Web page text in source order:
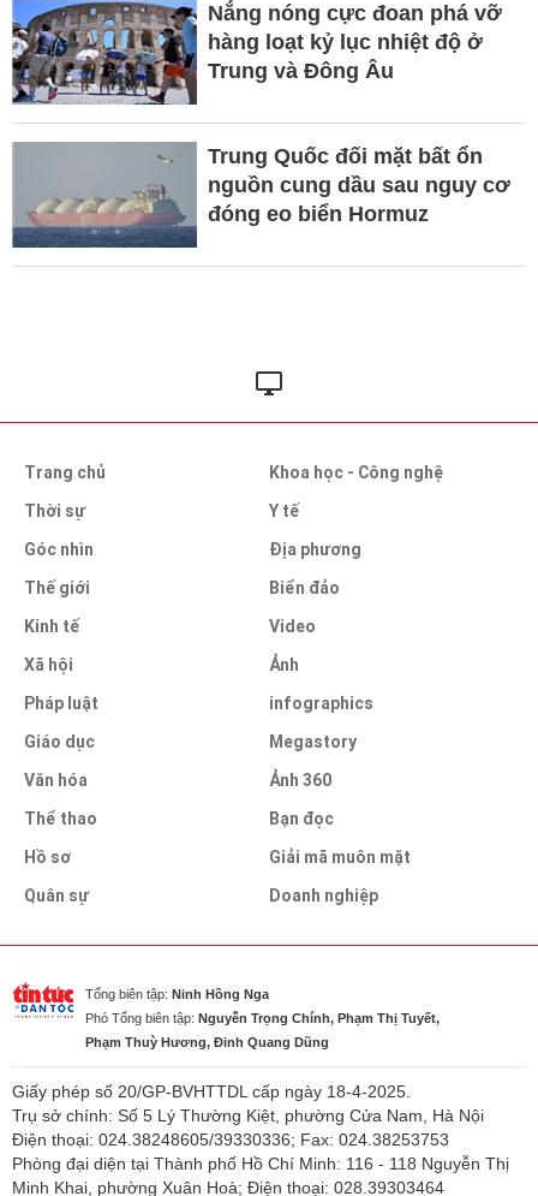
Nắng nóng cực đoan phá vỡ
hàng loạt kỷ lục nhiệt độ ở
Trung và Đông Âu
Trung Quốc đối mặt bất ổn
nguồn cung dầu sau nguy cơ
đóng eo biển Hormuz
Trang chủ
Thời sự
Góc nhìn
Thế giới
Kinh tế
Xã hội
Pháp luật
Giáo dục
Văn hóa
Thể thao
Hồ sơ
Quân sự
Khoa học - Công nghệ
Y tế
Địa phương
Biển đảo
Video
Ảnh
infographics
Megastory
Ảnh 360
Bạn đọc
Giải mã muôn mặt
Doanh nghiệp
Tổng biên tập: Ninh Hồng Nga
Phó Tổng biên tập: Nguyễn Trọng Chính, Phạm Thị Tuyết,
Phạm Thuỳ Hương, Đinh Quang Dũng
Giấy phép số 20/GP-BVHTTDL cấp ngày 18-4-2025.
Trụ sở chính: Số 5 Lý Thường Kiệt, phường Cửa Nam, Hà Nội
Điện thoại: 024.38248605/39330336; Fax: 024.38253753
Phòng đại diện tại Thành phố Hồ Chí Minh: 116 - 118 Nguyễn Thị
Minh Khai, phường Xuân Hoà; Điện thoại: 028.39303464